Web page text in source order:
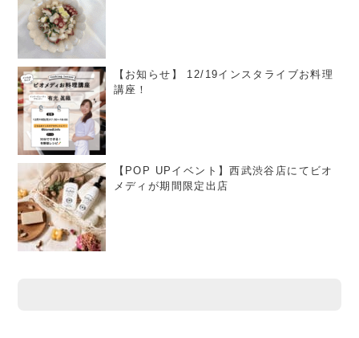
【お知らせ】 12/19インスタライブお料理
講座！
【POP UPイベント】西武渋谷店にてビオ
メディが期間限定出店